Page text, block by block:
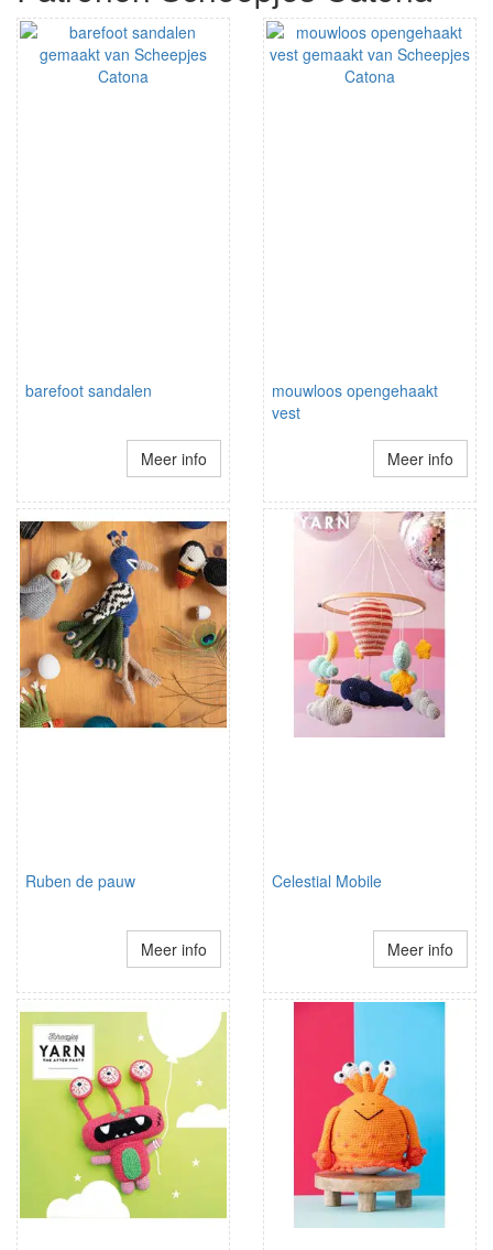
barefoot sandalen
Meer info
mouwloos opengehaakt
vest
Meer info
Ruben de pauw
Meer info
Celestial Mobile
Meer info